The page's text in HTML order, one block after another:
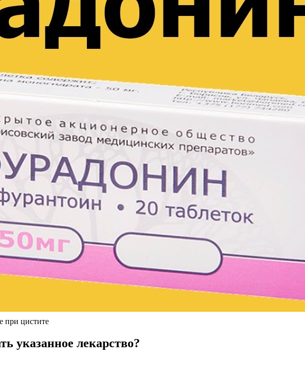
при цистите
указанное лекарство?